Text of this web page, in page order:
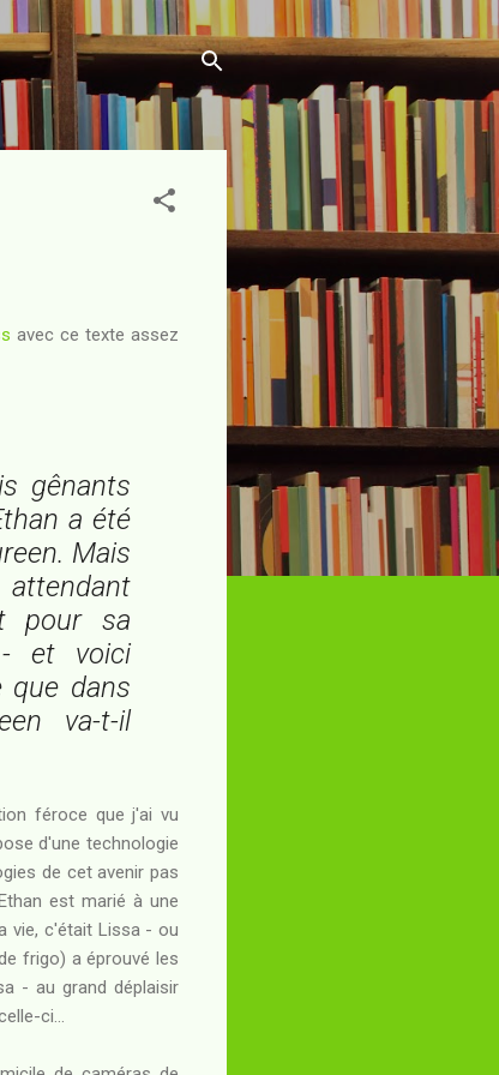
avec ce texte assez
gênants
a été
Mais
pour sa
- et voici
que dans
va-t-il
féroce que j'ai vu
d'une technologie
de cet avenir pas
est marié à une
vie, c'était Lissa - ou
frigo) a éprouvé les
- au grand déplaisir
ci...